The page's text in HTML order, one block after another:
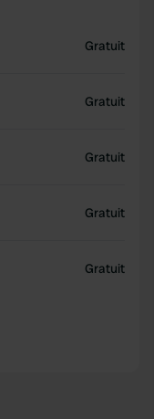
Gratuit
Gratuit
Gratuit
Gratuit
Gratuit